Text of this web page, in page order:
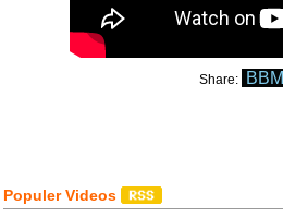
Share: BBM
Populer Videos